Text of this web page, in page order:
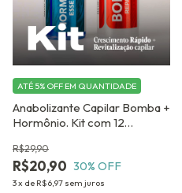
Anabolizante Capilar Bomba +
Hormônio. Kit com 12
Rápido dos Cabelos
R$20,90
R$29,90
30% OFF
3x de R$6,97 sem juros
ATÉ 5% OFF EM QUANTIDADE